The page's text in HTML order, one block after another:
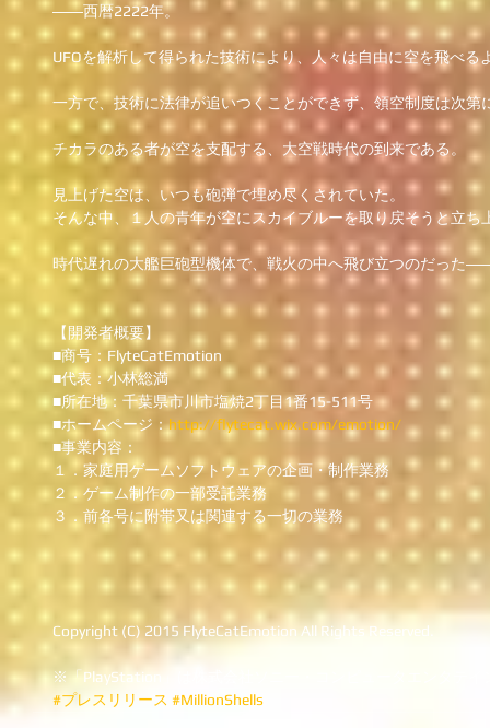
――西暦2222年。
UFOを解析して得られた技術により、人々は自由に空を飛べる
一方で、技術に法律が追いつくことができず、領空制度は次第
チカラのある者が空を支配する、大空戦時代の到来である。
見上げた空は、いつも砲弾で埋め尽くされていた。
そんな中、１人の青年が空にスカイブルーを取り戻そうと立ち
時代遅れの大艦巨砲型機体で、戦火の中へ飛び立つのだった
【開発者概要】
■商号：FlyteCatEmotion
■代表：小林総満
■所在地：千葉県市川市塩焼2丁目1番15-511号
■ホームページ：http://flytecat.wix.com/emotion/
■事業内容：
１．家庭用ゲームソフトウェアの企画・制作業務
２．ゲーム制作の一部受託業務
３．前各号に附帯又は関連する一切の業務
Copyright (C) 2015 FlyteCatEmotion All Rights Reserved.
※「PlayStation」は株式会社ソニー・コンピュータエンタテイ
#プレスリリース #MillionShells